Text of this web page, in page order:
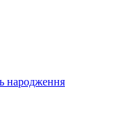
народження